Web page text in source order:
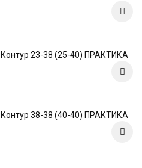
23-38 (25-40) ПРАКТИКА
38-38 (40-40) ПРАКТИКА